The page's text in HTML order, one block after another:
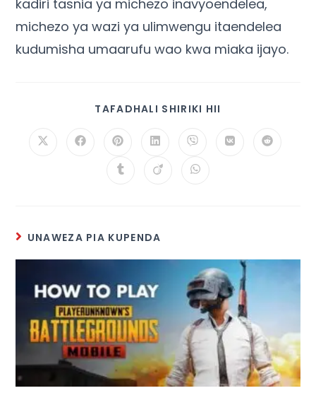
kadiri tasnia ya michezo inavyoendelea,
michezo ya wazi ya ulimwengu itaendelea
kudumisha umaarufu wao kwa miaka ijayo.
TAFADHALI SHIRIKI HII
UNAWEZA PIA KUPENDA